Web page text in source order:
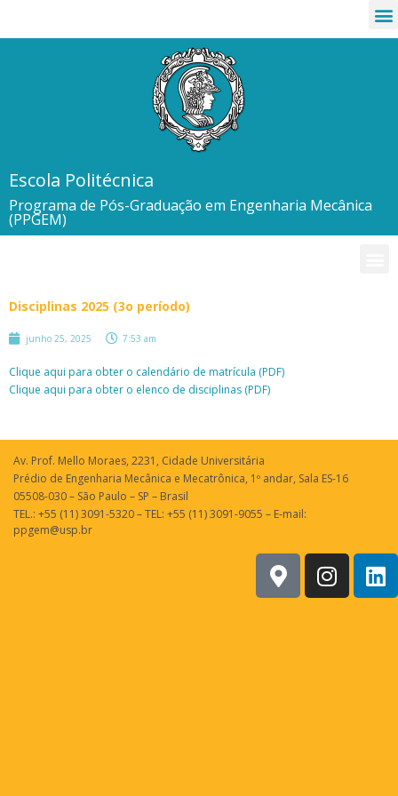
Escola Politécnica
Programa de Pós-Graduação em Engenharia Mecânica
(PPGEM)
Disciplinas 2025 (3o período)
junho 25, 2025 7:53 am
Clique aqui para obter o calendário de matrícula (PDF)
Clique aqui para obter o elenco de disciplinas (PDF)
Av. Prof. Mello Moraes, 2231, Cidade Universitária
Prédio de Engenharia Mecânica e Mecatrônica, 1º andar, Sala ES-16
05508-030 – São Paulo – SP – Brasil
TEL.: +55 (11) 3091-5320 – TEL: +55 (11) 3091-9055 – E-mail:
ppgem@usp.br